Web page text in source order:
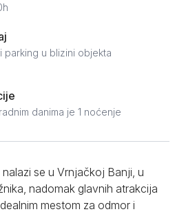
parking u blizini objekta
danima je 1 noćenje
se u Vrnjačkoj Banji, u
nadomak glavnih atrakcija
mestom za odmor i